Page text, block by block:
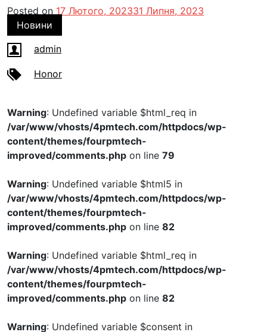
Posted on 17 Лютого, 202331 Липня, 2023
Новини
admin
Honor
Warning: Undefined variable $html_req in
/var/www/vhosts/4pmtech.com/httpdocs/wp-
content/themes/fourpmtech-
improved/comments.php on line 79
Warning: Undefined variable $html5 in
/var/www/vhosts/4pmtech.com/httpdocs/wp-
content/themes/fourpmtech-
improved/comments.php on line 82
Warning: Undefined variable $html_req in
/var/www/vhosts/4pmtech.com/httpdocs/wp-
content/themes/fourpmtech-
improved/comments.php on line 82
Warning: Undefined variable $consent in